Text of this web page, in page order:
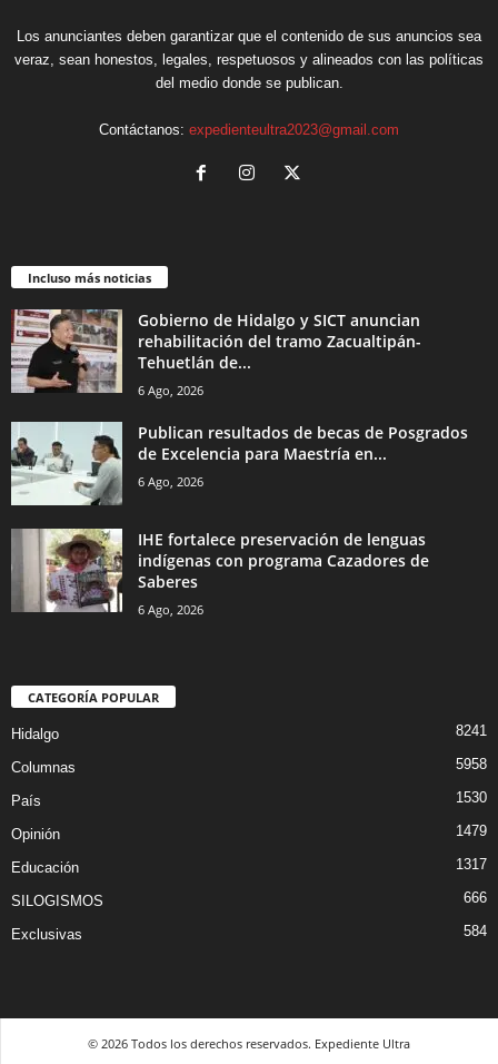
Los anunciantes deben garantizar que el contenido de sus anuncios sea
veraz, sean honestos, legales, respetuosos y alineados con las políticas
del medio donde se publican.
Contáctanos: expedienteultra2023@gmail.com
Incluso más noticias
Gobierno de Hidalgo y SICT anuncian
rehabilitación del tramo Zacualtipán-
Tehuetlán de...
6 Ago, 2026
Publican resultados de becas de Posgrados
de Excelencia para Maestría en...
6 Ago, 2026
IHE fortalece preservación de lenguas
indígenas con programa Cazadores de
Saberes
6 Ago, 2026
CATEGORÍA POPULAR
Hidalgo 8241
Columnas 5958
País 1530
Opinión 1479
Educación 1317
SILOGISMOS 666
Exclusivas 584
© 2026 Todos los derechos reservados. Expediente Ultra